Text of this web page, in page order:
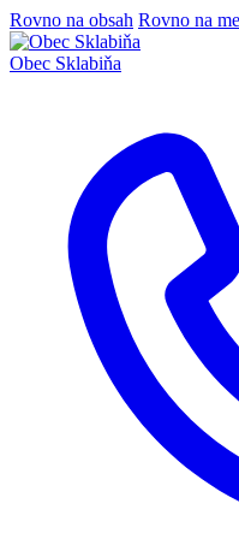
Rovno na obsah Rovno na
Obec Sklabiňa